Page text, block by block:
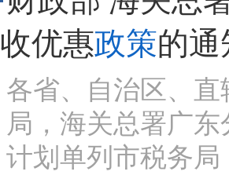
收优惠政策的通
各省、自治区、
局，海关总署广
计划单列市税务